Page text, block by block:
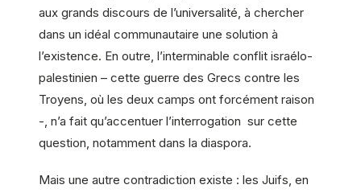
aux grands discours de l’universalité, à chercher
dans un idéal communautaire une solution à
l’existence. En outre, l’interminable conflit israélo-
palestinien – cette guerre des Grecs contre les
Troyens, où les deux camps ont forcément raison
-, n’a fait qu’accentuer l’interrogation sur cette
question, notamment dans la diaspora.
Mais une autre contradiction existe : les Juifs, en